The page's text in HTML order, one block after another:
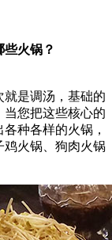
火锅？
就是调汤，基础的
您把这些核心的
种各样的火锅，
鸡火锅、狗肉火锅